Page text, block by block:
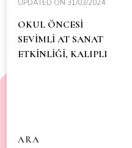
UPDATED ON 31/03/2024
OKUL ÖNCESİ
SEVİMLİ AT SANAT
ETKİNLİĞİ, KALIPLI
ARA